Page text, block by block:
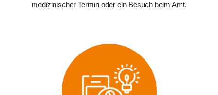
medizinischer Termin oder ein Besuch beim Amt.